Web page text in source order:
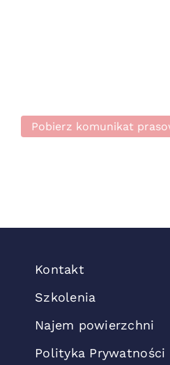
Pobierz komunikat
Kontakt
Szkolenia
Najem powierzchni
Polityka Prywatności